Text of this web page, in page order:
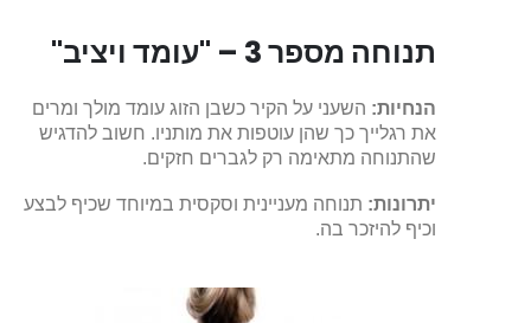
תנוחה מספר 3 – "עומד ויציב"
הנחיות: השעני על הקיר כשבן הזוג עומד מולך ומרים
את רגלייך כך שהן עוטפות את מותניו. חשוב להדגיש
שהתנוחה מתאימה רק לגברים חזקים.
יתרונות: תנוחה מעניינית וסקסית במיוחד שכיף לבצע
וכיף להיזכר בה.